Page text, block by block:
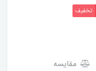
تخفیف
مقایسه